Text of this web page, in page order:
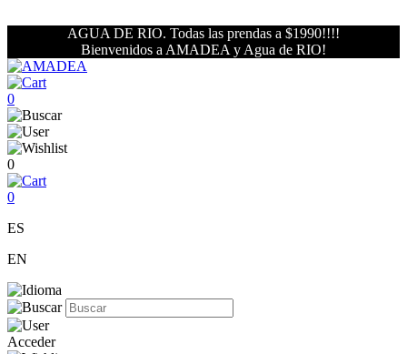
AGUA DE RIO. Todas las prendas a $1990!!!!
Bienvenidos a AMADEA y Agua de RIO!
0
0
0
ES
EN
Acceder